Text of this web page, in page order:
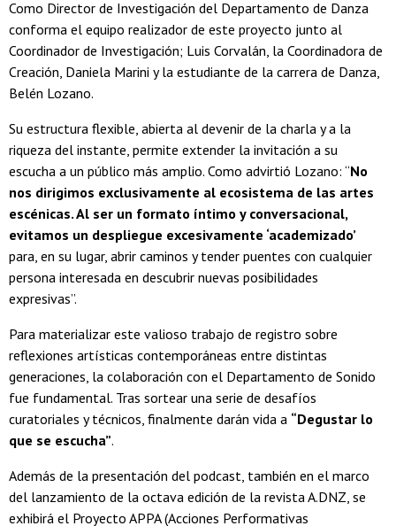
Como Director de Investigación del Departamento de Danza
conforma el equipo realizador de este proyecto junto al
Coordinador de Investigación; Luis Corvalán, la Coordinadora de
Creación, Daniela Marini y la estudiante de la carrera de Danza,
Belén Lozano.
Su estructura flexible, abierta al devenir de la charla y a la
riqueza del instante, permite extender la invitación a su
escucha a un público más amplio. Como advirtió Lozano: “No
nos dirigimos exclusivamente al ecosistema de las artes
escénicas. Al ser un formato íntimo y conversacional,
evitamos un despliegue excesivamente ‘academizado’
para, en su lugar, abrir caminos y tender puentes con cualquier
persona interesada en descubrir nuevas posibilidades
expresivas”.
Para materializar este valioso trabajo de registro sobre
reflexiones artísticas contemporáneas entre distintas
generaciones, la colaboración con el Departamento de Sonido
fue fundamental. Tras sortear una serie de desafíos
curatoriales y técnicos, finalmente darán vida a “Degustar lo
que se escucha”.
Además de la presentación del podcast, también en el marco
del lanzamiento de la octava edición de la revista A.DNZ, se
exhibirá el Proyecto APPA (Acciones Performativas